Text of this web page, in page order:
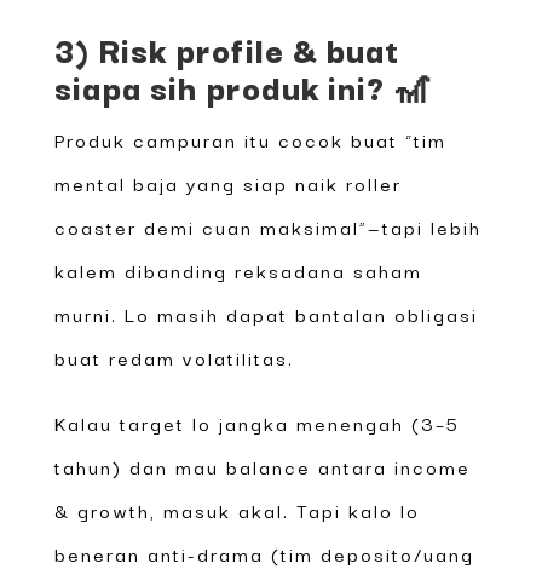
3) Risk profile & buat
siapa sih produk ini? 🎢
Produk campuran itu cocok buat “tim
mental baja yang siap naik roller
coaster demi cuan maksimal”—tapi lebih
kalem dibanding reksadana saham
murni. Lo masih dapat bantalan obligasi
buat redam volatilitas.
Kalau target lo jangka menengah (3–5
tahun) dan mau balance antara income
& growth, masuk akal. Tapi kalo lo
beneran anti-drama (tim deposito/uang